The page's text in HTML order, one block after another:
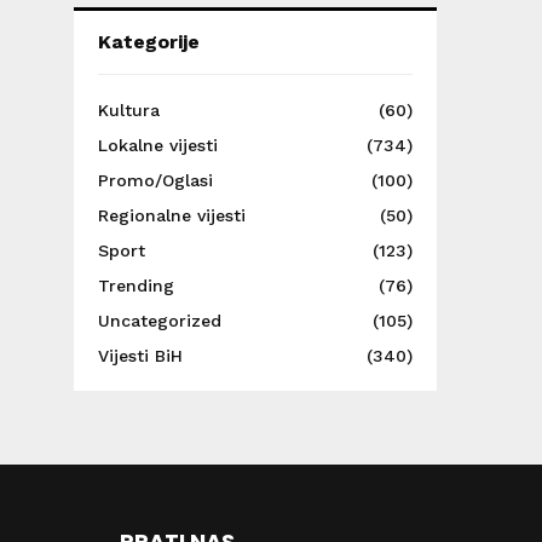
Kategorije
Kultura
(60)
Lokalne vijesti
(734)
Promo/Oglasi
(100)
Regionalne vijesti
(50)
Sport
(123)
Trending
(76)
Uncategorized
(105)
Vijesti BiH
(340)